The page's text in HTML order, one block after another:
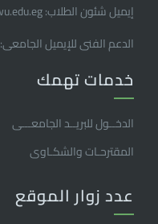
إيميل شئون الطلاب: vde@agr.aswu.edu.eg
الدعم الفنى للإيميل الجامعى:
خدمات تهمك
الدخــول للبريــد الجامعـــى
المقترحـات والشكـاوى
عدد زوار الموقع